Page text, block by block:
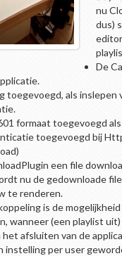
nu
dus)
De
toegevoegd, als inslepen
formaat toegevoegd
toegevoegd bij
een file
nu de gedownloade
te renderen.
is de
wanneer (een playlist
afsluiten van de
instelling per user